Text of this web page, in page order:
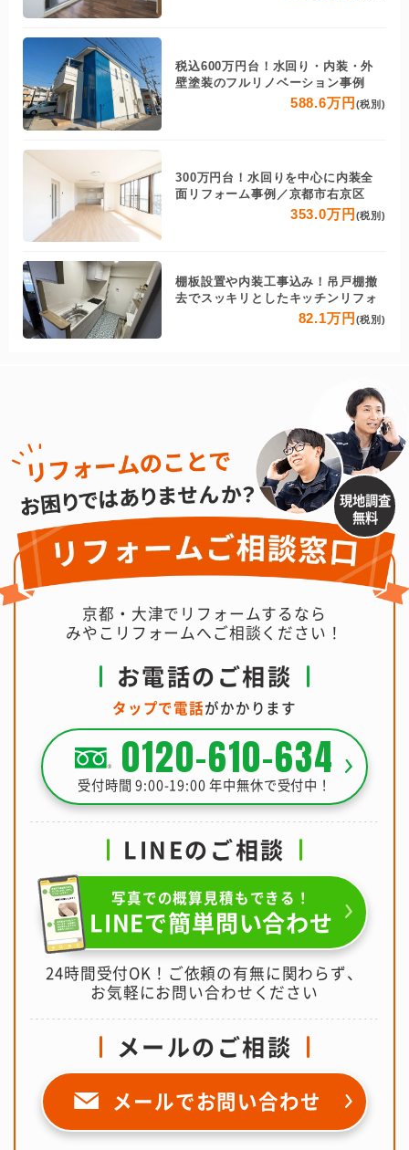
税込600万円台！水回り・内装・外
壁塗装のフルリノベーション事例
588.6万円 (税別)
300万円台！水回りを中心に内装全
面リフォーム事例／京都市右京区
353.0万円 (税別)
棚板設置や内装工事込み！吊戸棚撤
去でスッキリとしたキッチンリフォ
82.1万円 (税別)
現地調査
無料
京都・大津でリフォームするなら
みやこリフォームへご相談ください！
お電話のご相談
タップで電話がかかります
0120-610-634
受付時間 9:00-19:00 年中無休で受付中！
LINEのご相談
写真での概算見積もできる！
LINEで簡単問い合わせ
24時間受付OK！ご依頼の有無に関わらず、
お気軽にお問い合わせください
メールのご相談
メールでお問い合わせ